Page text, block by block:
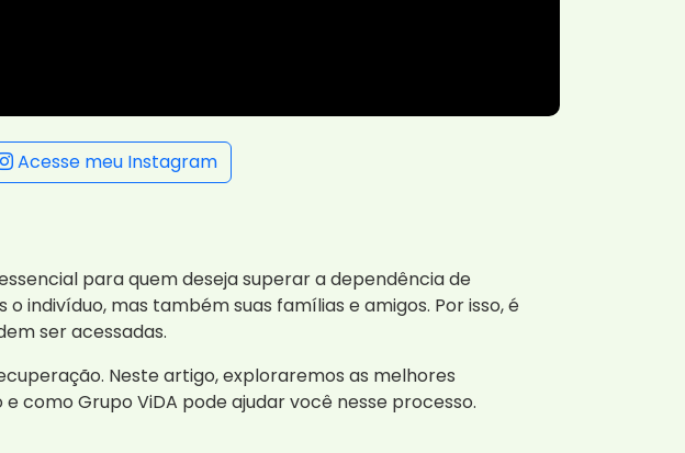
Acesse meu Instagram
para quem deseja superar a dependência de
indivíduo, mas também suas famílias e amigos. Por isso, é
ser acessadas.
Neste artigo, exploraremos as melhores
Grupo ViDA pode ajudar você nesse processo.